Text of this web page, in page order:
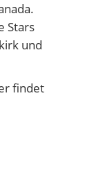
Stars
und
findet